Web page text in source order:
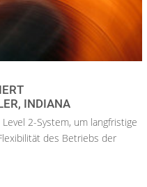
INDIANA
2-System, um langfristige
des Betriebs der